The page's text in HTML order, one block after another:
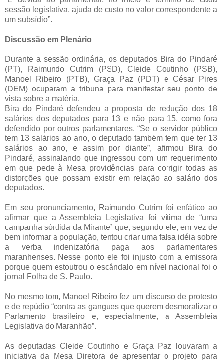
sessão legislativa, ajuda de custo no valor correspondente a
um subsídio”.
Discussão em Plenário
Durante a sessão ordinária, os deputados Bira do Pindaré
(PT), Raimundo Cutrim (PSD), Cleide Coutinho (PSB),
Manoel Ribeiro (PTB), Graça Paz (PDT) e César Pires
(DEM) ocuparam a tribuna para manifestar seu ponto de
vista sobre a matéria.
Bira do Pindaré defendeu a proposta de redução dos 18
salários dos deputados para 13 e não para 15, como fora
defendido por outros parlamentares. “Se o servidor público
tem 13 salários ao ano, o deputado também tem que ter 13
salários ao ano, e assim por diante”, afirmou Bira do
Pindaré, assinalando que ingressou com um requerimento
em que pede à Mesa providências para corrigir todas as
distorções que possam existir em relação ao salário dos
deputados.
Em seu pronunciamento, Raimundo Cutrim foi enfático ao
afirmar que a Assembleia Legislativa foi vítima de “uma
campanha sórdida da Mirante” que, segundo ele, em vez de
bem informar a população, tentou criar uma falsa idéia sobre
a verba indenizatória paga aos parlamentares
maranhenses. Nesse ponto ele foi injusto com a emissora
porque quem estoutrou o escândalo em nível nacional foi o
jornal Folha de S. Paulo.
No mesmo tom, Manoel Ribeiro fez um discurso de protesto
e de repúdio “contra as gangues que querem desmoralizar o
Parlamento brasileiro e, especialmente, a Assembleia
Legislativa do Maranhão”.
As deputadas Cleide Coutinho e Graça Paz louvaram a
iniciativa da Mesa Diretora de apresentar o projeto para